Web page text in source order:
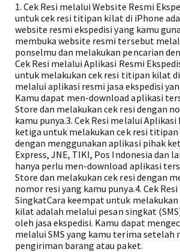
1. Cek Resi melalui Website Resmi
untuk cek resi titipan kilat di iPhone
website resmi ekspedisi yang kamu
membuka website resmi tersebut
ponselmu dan melakukan pencarian
Cek Resi melalui Aplikasi Resmi
untuk melakukan cek resi titipan kilat
melalui aplikasi resmi jasa ekspedisi
Kamu dapat men-download aplikasi
Store dan melakukan cek resi dengan
kamu punya.3. Cek Resi melalui
ketiga untuk melakukan cek resi
dengan menggunakan aplikasi pihak
Express, JNE, TIKI, Pos Indonesia dan
hanya perlu men-download aplikasi
Store dan melakukan cek resi dengan
nomor resi yang kamu punya.4. Cek
SingkatCara keempat untuk
kilat adalah melalui pesan singkat
oleh jasa ekspedisi. Kamu dapat
melalui SMS yang kamu terima setelah
pengiriman barang atau paket.